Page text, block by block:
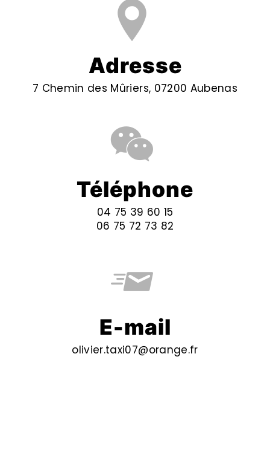
Adresse
7 Chemin des Mûriers, 07200 Aubenas
Téléphone
04 75 39 60 15
06 75 72 73 82
E-mail
olivier.taxi07@orange.fr